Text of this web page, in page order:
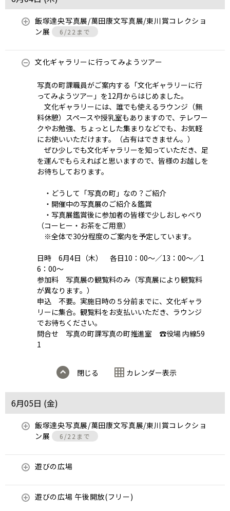
飯塚達央写真展/萬田康文写真展/東川賞コレクショ
ン展
6/22まで
文化ギャラリーに行ってみようツアー
写真の町課職員がご案内する「文化ギャラリーに行
ってみようツアー」を12月からはじめました。
文化ギャラリーには、誰でも使えるラウンジ（無
料休憩）スペースや授乳室もありますので、テレワー
クやお勉強、ちょっとした集まりなどでも、お気軽
にお使いいただけます。（占有はできません。）
ぜひ少しでも文化ギャラリーを知っていただき、足
を運んでもらえればと思いますので、皆様のお越しを
お待ちしております。
・どうして「写真の町」なの？ご紹介
・開催中の写真展のご紹介＆鑑賞
・写真展鑑賞後に参加者の皆様で少しおしゃべり
（コーヒー・お茶をご用意）
※全体で30分程度のご案内を予定しています。
日時 6月4日（木） 各日10：00～／13：00～／1
6：00～
参加料 写真展の観覧料のみ（写真展により観覧料
が異なります。）
申込 不要。実施日時の５分前までに、文化ギャラ
リーに集合。観覧料をお支払いいただき、ラウンジ
でお待ちください。
問合せ 写真の町課写真の町推進室 ☎役場 内線59
1
閉じる カレンダー表示
6月05日 (金)
飯塚達央写真展/萬田康文写真展/東川賞コレクショ
ン展
6/22まで
遊びの広場
遊びの広場 午後開放(フリー)